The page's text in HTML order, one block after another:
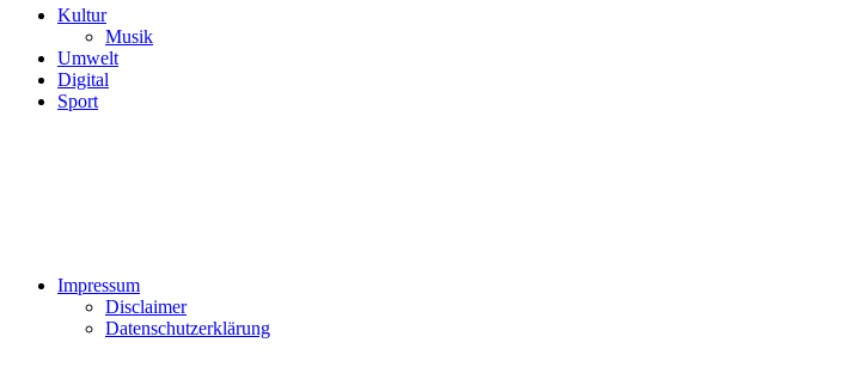
Kultur
Musik
Umwelt
Digital
Sport
Impressum
Disclaimer
Datenschutzerklärung